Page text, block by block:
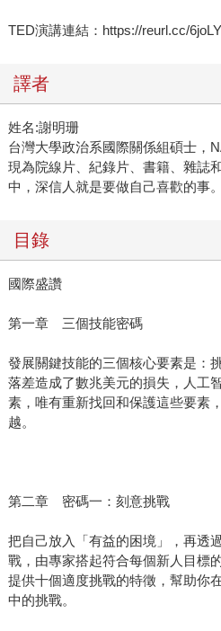
TED演講連結：https://reurl.cc/
譯者
姓名:謝明珊
台灣大學政治系國際關係組碩士，
現為院線片、紀錄片、書籍、雜誌
中，深信人就是要做自己喜歡的事。
目錄
國際盛讚
第一章 三個技能密碼
發展關鍵技能的三個核心要素是：
落差造成了數兆美元的損失，人工
素，唯有重新找回和保護這些要素
越。
第二章 密碼一：刻意挑戰
把自己放入「有益的困境」，再透
戰，由專家搭起符合每個新人目標
提供十個適度挑戰的特徵，幫助你
中的挑戰。